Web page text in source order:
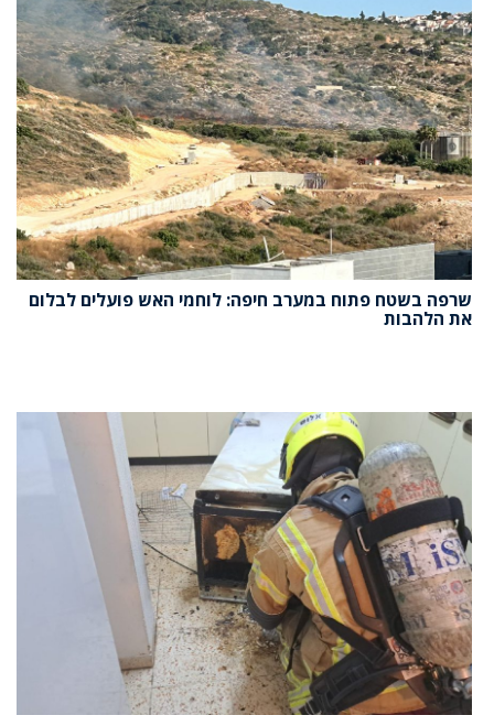
שרפה בשטח פתוח במערב חיפה: לוחמי האש פועלים לבלום
את הלהבות